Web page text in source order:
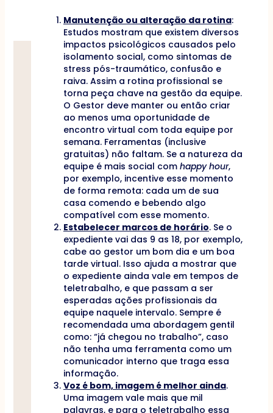
Manutenção ou alteração da rotina:
Estudos mostram que existem diversos
impactos psicológicos causados pelo
isolamento social, como sintomas de
stress pós-traumático, confusão e
raiva. Assim a rotina profissional se
torna peça chave na gestão da equipe.
O Gestor deve manter ou então criar
ao menos uma oportunidade de
encontro virtual com toda equipe por
semana. Ferramentas (inclusive
gratuitas) não faltam. Se a natureza da
equipe é mais social com happy hour,
por exemplo, incentive esse momento
de forma remota: cada um de sua
casa comendo e bebendo algo
compatível com esse momento.
Estabelecer marcos de horário. Se o
expediente vai das 9 as 18, por exemplo,
cabe ao gestor um bom dia e um boa
tarde virtual. Isso ajuda a mostrar que
o expediente ainda vale em tempos de
teletrabalho, e que passam a ser
esperadas ações profissionais da
equipe naquele intervalo. Sempre é
recomendada uma abordagem gentil
como: “já chegou no trabalho”, caso
não tenha uma ferramenta como um
comunicador interno que traga essa
informação.
Voz é bom, imagem é melhor ainda.
Uma imagem vale mais que mil
palavras, e para o teletrabalho essa